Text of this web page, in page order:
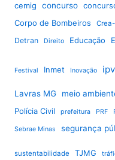
cemig concurso
Corpo de Bombeiros
Detran Direito Educação
Festival Inmet Inovação
Lavras MG meio
Polícia Civil
prefeitura PRF
Sebrae Minas segurança
sustentabilidade TJMG